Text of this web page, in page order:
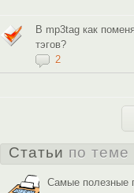
В mp3tag как
тэгов?
2
Статьи по теме
Самые полезные